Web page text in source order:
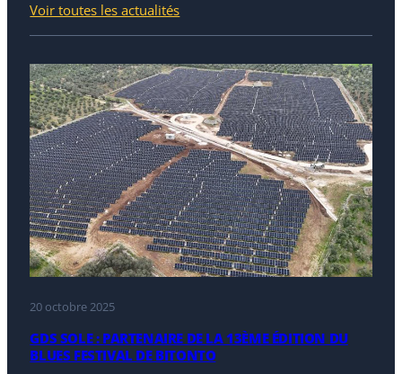
Voir toutes les actualités
20 octobre 2025
GDS SOLE : PARTENAIRE DE LA 13ÈME ÉDITION DU
BLUES FESTIVAL DE BITONTO